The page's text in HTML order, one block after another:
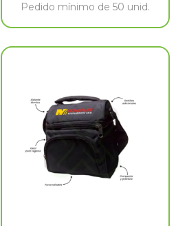
Pedido mínimo de 50 unid.